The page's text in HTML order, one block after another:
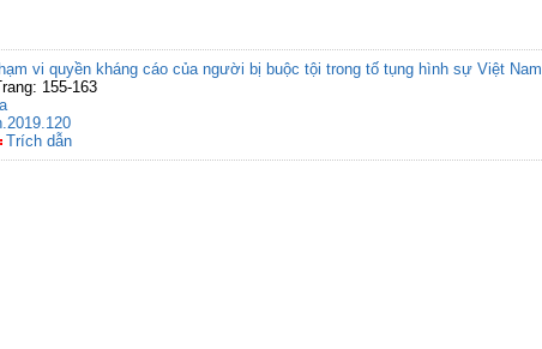
vi quyền kháng cáo của người bị buộc tội trong tố tụng hình sự Việt Nam
155-163
Trích dẫn